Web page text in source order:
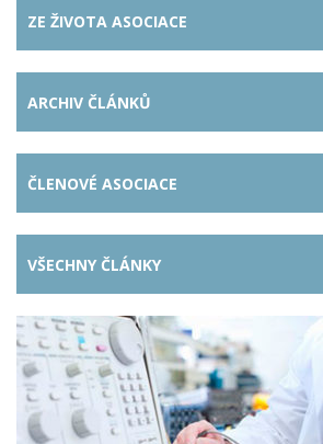
ZE ŽIVOTA ASOCIACE
ARCHIV ČLÁNKŮ
ČLENOVÉ ASOCIACE
VŠECHNY ČLÁNKY